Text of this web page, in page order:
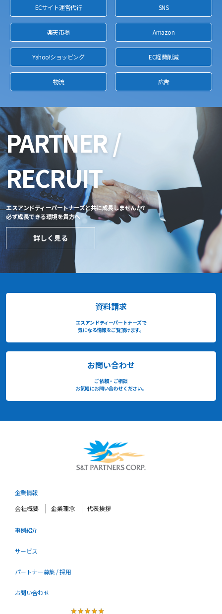
ECサイト運営代行 SNS
楽天市場 Amazon
Yahoo!ショッピング EC経費削減
物流 広告
PARTNER /
RECRUIT
エスアンドティーパートナーズと共に成長しませんか?
必ず成長できる環境を貴方へ
詳しく見る
資料請求
エスアンドティーパートナーズで
気になる情報をご覧頂けます。
お問い合わせ
ご依頼・ご相談
お気軽にお問い合わせください。
企業情報
会社概要
企業理念 代表挨拶
事例紹介
サービス
パートナー募集 / 採用
お問い合わせ